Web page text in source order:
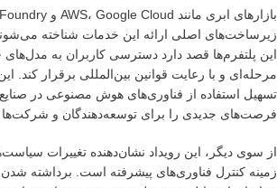
این پلتفرم‌ها قصد دارد دسترسی کاربران به
مرحله‌ای و با رعایت قوانین بین‌المللی برقرار کند.
تسهیل استفاده از فناوری‌های هوش مصنوعی در
فرصت‌های جدیدی را برای توسعه‌دهندگان و شرکت‌ها
از سوی دیگر، این رویداد نشان‌دهنده تغییرات
زمینه کنترل فناوری‌های پیشرفته است. برداشته